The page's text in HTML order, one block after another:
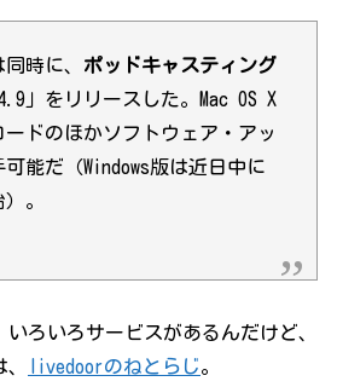
時に、 ポッドキャスティング
」をリリースした。Mac OS X
ドのほかソフトウェア・アッ
能だ（Windows版は近日中に
。
ろいろサービスがあるんだけど、
livedoorのねとらじ。